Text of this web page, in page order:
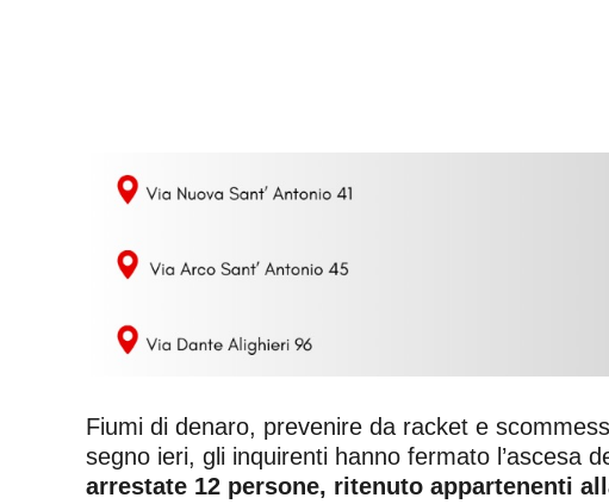
Fiumi di denaro, prevenire da racket e
segno ieri, gli inquirenti hanno fermato l’ascesa
arrestate 12 persone, ritenuto appartenenti